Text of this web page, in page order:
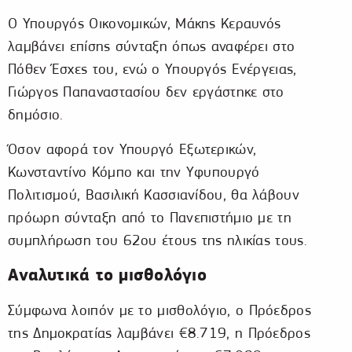
Ο Υπουργός Οικονομικών, Μάκης Κεραυνός
λαμβάνει επίσης σύνταξη όπως αναφέρει στο
Πόθεν Έσχες του, ενώ ο Υπουργός Ενέργειας,
Γιώργος Παπαναστασίου δεν εργάστηκε στο
δημόσιο.
Όσον αφορά τον Υπουργό Εξωτερικών,
Κωνσταντίνο Κόμπο και την Υφυπουργό
Πολιτισμού, Βασιλική Κασσιανίδου, θα λάβουν
πρόωρη σύνταξη από το Πανεπιστήμιο με τη
συμπλήρωση του 62ου έτους της ηλικίας τους.
Αναλυτικά το μισθολόγιο
Σύμφωνα λοιπόν με το μισθολόγιο, ο Πρόεδρος
της Δημοκρατίας λαμβάνει €8.719, η Πρόεδρος